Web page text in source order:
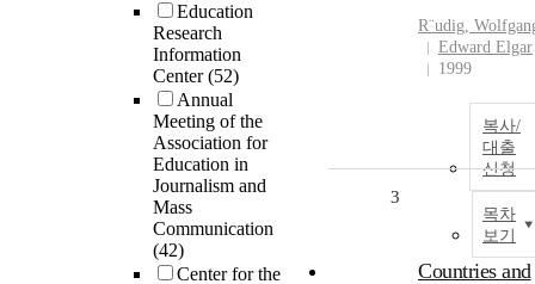
Education
Research
Information
Center(52)
Annual
Meeting of the
Association for
Education in
Journalism and
Mass
Communication
(42)
Center for the
R¨udig,
Edward Elgar
1999
복사/
대출
신청
목차
보기
3
Countries and